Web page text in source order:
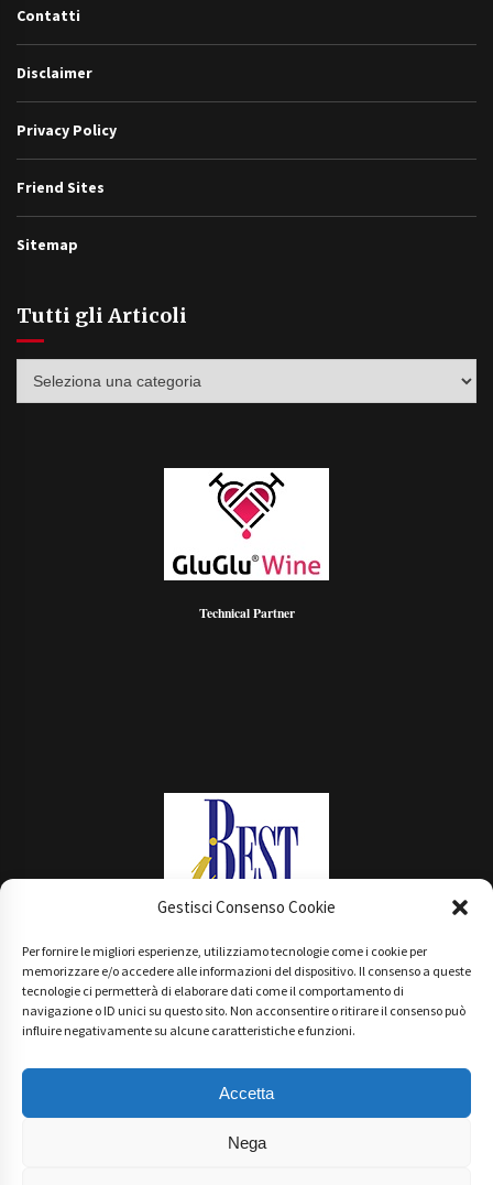
Gestisci Consenso Cookie
Per fornire le migliori esperienze, utilizziamo tecnologie come i cookie per
memorizzare e/o accedere alle informazioni del dispositivo. Il consenso a queste
tecnologie ci permetterà di elaborare dati come il comportamento di
navigazione o ID unici su questo sito. Non acconsentire o ritirare il consenso può
influire negativamente su alcune caratteristiche e funzioni.
Accetta
Nega
Contatti
Disclaimer
Privacy Policy
Friend Sites
Sitemap
Tutti gli Articoli
Technical Partner
Main Partner